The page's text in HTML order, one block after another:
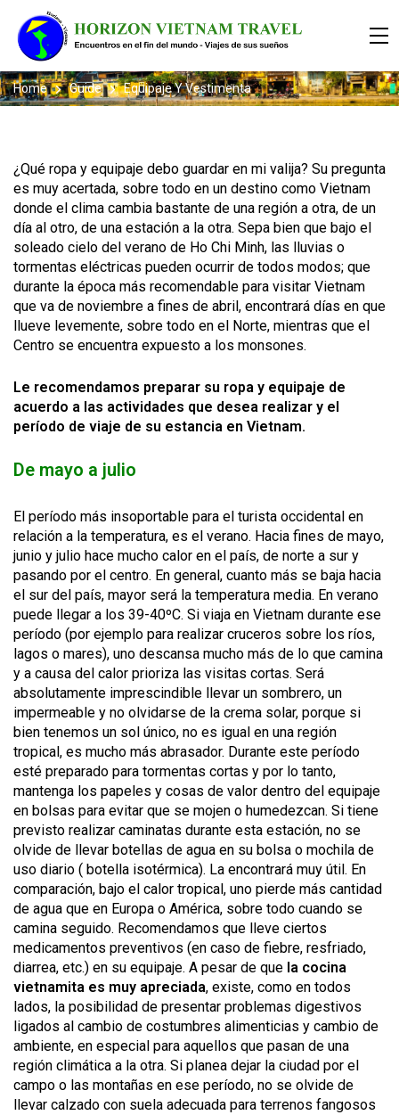
Home Guide Equipaje Y Vestimenta
¿Qué ropa y equipaje debo guardar en mi valija? Su pregunta
es muy acertada, sobre todo en un destino como Vietnam
donde el clima cambia bastante de una región a otra, de un
día al otro, de una estación a la otra. Sepa bien que bajo el
soleado cielo del verano de Ho Chi Minh, las lluvias o
tormentas eléctricas pueden ocurrir de todos modos; que
durante la época más recomendable para visitar Vietnam
que va de noviembre a fines de abril, encontrará días en que
llueve levemente, sobre todo en el Norte, mientras que el
Centro se encuentra expuesto a los monsones.
Le recomendamos preparar su ropa y equipaje de
acuerdo a las actividades que desea realizar y el
período de viaje de su estancia en Vietnam.
De mayo a julio
El período más insoportable para el turista occidental en
relación a la temperatura, es el verano. Hacia fines de mayo,
junio y julio hace mucho calor en el país, de norte a sur y
pasando por el centro. En general, cuanto más se baja hacia
el sur del país, mayor será la temperatura media. En verano
puede llegar a los 39-40ºC. Si viaja en Vietnam durante ese
período (por ejemplo para realizar cruceros sobre los ríos,
lagos o mares), uno descansa mucho más de lo que camina
y a causa del calor prioriza las visitas cortas. Será
absolutamente imprescindible llevar un sombrero, un
impermeable y no olvidarse de la crema solar, porque si
bien tenemos un sol único, no es igual en una región
tropical, es mucho más abrasador. Durante este período
esté preparado para tormentas cortas y por lo tanto,
mantenga los papeles y cosas de valor dentro del equipaje
en bolsas para evitar que se mojen o humedezcan. Si tiene
previsto realizar caminatas durante esta estación, no se
olvide de llevar botellas de agua en su bolsa o mochila de
uso diario ( botella isotérmica). La encontrará muy útil. En
comparación, bajo el calor tropical, uno pierde más cantidad
de agua que en Europa o América, sobre todo cuando se
camina seguido. Recomendamos que lleve ciertos
medicamentos preventivos (en caso de fiebre, resfriado,
diarrea, etc.) en su equipaje. A pesar de que la cocina
vietnamita es muy apreciada, existe, como en todos
lados, la posibilidad de presentar problemas digestivos
ligados al cambio de costumbres alimenticias y cambio de
ambiente, en especial para aquellos que pasan de una
región climática a la otra. Si planea dejar la ciudad por el
campo o las montañas en ese período, no se olvide de
llevar calzado con suela adecuada para terrenos fangosos